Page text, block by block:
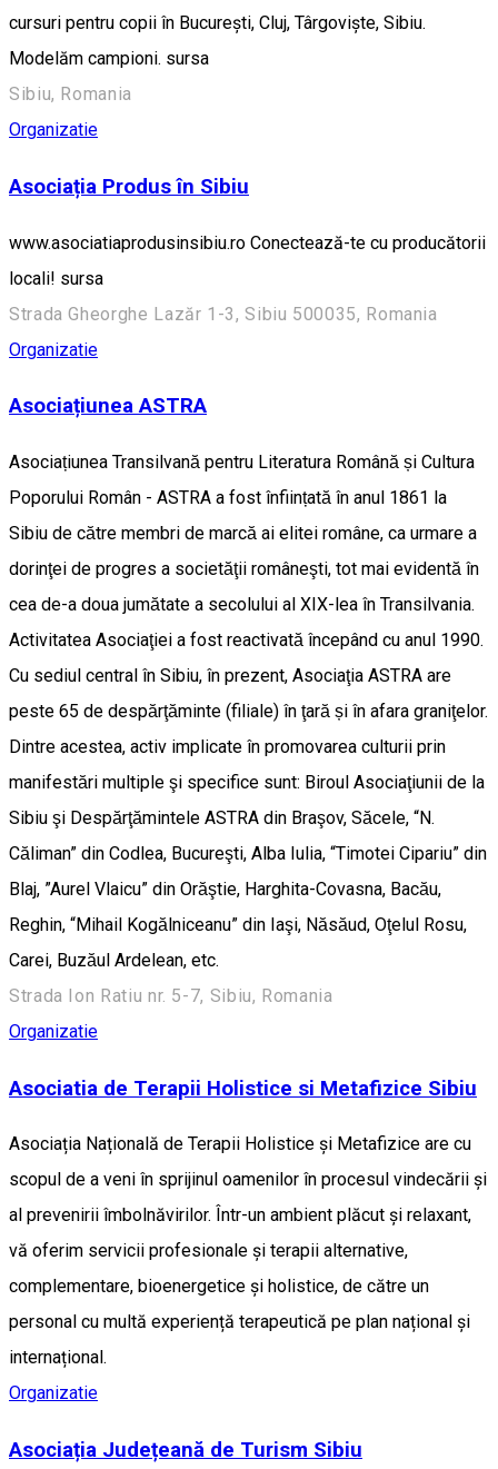
cursuri pentru copii în București, Cluj, Târgoviște, Sibiu.
Modelăm campioni. sursa
Sibiu, Romania
Organizatie
Asociația Produs în Sibiu
www.asociatiaprodusinsibiu.ro Conectează-te cu producătorii
locali! sursa
Strada Gheorghe Lazăr 1-3, Sibiu 500035, Romania
Organizatie
Asociațiunea ASTRA
Asociațiunea Transilvană pentru Literatura Română și Cultura
Poporului Român - ASTRA a fost înființată în anul 1861 la
Sibiu de către membri de marcă ai elitei române, ca urmare a
dorinţei de progres a societăţii româneşti, tot mai evidentă în
cea de-a doua jumătate a secolului al XIX-lea în Transilvania.
Activitatea Asociaţiei a fost reactivată începând cu anul 1990.
Cu sediul central în Sibiu, în prezent, Asociaţia ASTRA are
peste 65 de despărţăminte (filiale) în ţară și în afara graniţelor.
Dintre acestea, activ implicate în promovarea culturii prin
manifestări multiple şi specifice sunt: Biroul Asociaţiunii de la
Sibiu şi Despărţămintele ASTRA din Braşov, Săcele, “N.
Căliman” din Codlea, Bucureşti, Alba Iulia, “Timotei Cipariu” din
Blaj, ”Aurel Vlaicu” din Orăştie, Harghita-Covasna, Bacău,
Reghin, “Mihail Kogălniceanu” din Iaşi, Năsăud, Oţelul Rosu,
Carei, Buzăul Ardelean, etc.
Strada Ion Ratiu nr. 5-7, Sibiu, Romania
Organizatie
Asociatia de Terapii Holistice si Metafizice Sibiu
Asociația Națională de Terapii Holistice și Metafizice are cu
scopul de a veni în sprijinul oamenilor în procesul vindecării și
al prevenirii îmbolnăvirilor. Într-un ambient plăcut și relaxant,
vă oferim servicii profesionale și terapii alternative,
complementare, bioenergetice și holistice, de către un
personal cu multă experiență terapeutică pe plan național și
internațional.
Organizatie
Asociația Județeană de Turism Sibiu